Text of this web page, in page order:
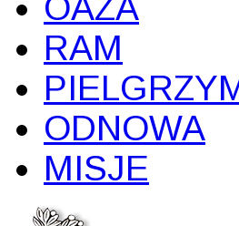
OAZA
RAM
ODNOWA
MISJE